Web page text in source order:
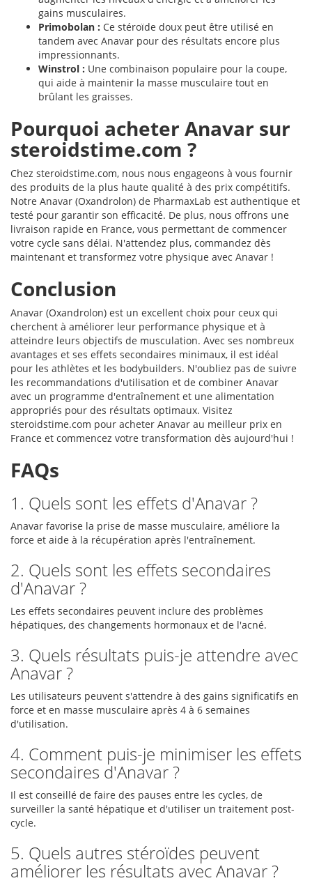
gains musculaires.
Primobolan : Ce stéroïde doux peut être utilisé en
tandem avec Anavar pour des résultats encore plus
impressionnants.
Winstrol : Une combinaison populaire pour la coupe,
qui aide à maintenir la masse musculaire tout en
brûlant les graisses.
Pourquoi acheter Anavar sur
steroidstime.com ?
Chez steroidstime.com, nous nous engageons à vous fournir
des produits de la plus haute qualité à des prix compétitifs.
Notre Anavar (Oxandrolon) de PharmaxLab est authentique et
testé pour garantir son efficacité. De plus, nous offrons une
livraison rapide en France, vous permettant de commencer
votre cycle sans délai. N'attendez plus, commandez dès
maintenant et transformez votre physique avec Anavar !
Conclusion
Anavar (Oxandrolon) est un excellent choix pour ceux qui
cherchent à améliorer leur performance physique et à
atteindre leurs objectifs de musculation. Avec ses nombreux
avantages et ses effets secondaires minimaux, il est idéal
pour les athlètes et les bodybuilders. N'oubliez pas de suivre
les recommandations d'utilisation et de combiner Anavar
avec un programme d'entraînement et une alimentation
appropriés pour des résultats optimaux. Visitez
steroidstime.com pour acheter Anavar au meilleur prix en
France et commencez votre transformation dès aujourd'hui !
FAQs
1. Quels sont les effets d'Anavar ?
Anavar favorise la prise de masse musculaire, améliore la
force et aide à la récupération après l'entraînement.
2. Quels sont les effets secondaires
d'Anavar ?
Les effets secondaires peuvent inclure des problèmes
hépatiques, des changements hormonaux et de l'acné.
3. Quels résultats puis-je attendre avec
Anavar ?
Les utilisateurs peuvent s'attendre à des gains significatifs en
force et en masse musculaire après 4 à 6 semaines
d'utilisation.
4. Comment puis-je minimiser les effets
secondaires d'Anavar ?
Il est conseillé de faire des pauses entre les cycles, de
surveiller la santé hépatique et d'utiliser un traitement post-
cycle.
5. Quels autres stéroïdes peuvent
améliorer les résultats avec Anavar ?